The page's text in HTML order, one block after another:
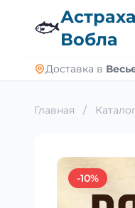
🐟Вобла
Доставка в
Главная /
-10%